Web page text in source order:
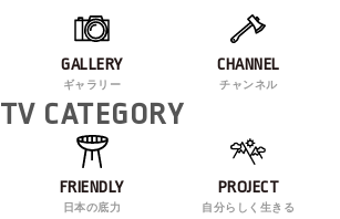
GALLERY
ギャラリー
CHANNEL
チャンネル
TV CATEGORY
FRIENDLY
日本の底力
PROJECT
自分らしく生きる